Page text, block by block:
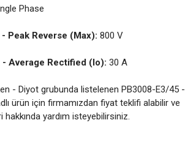
Phase
Peak Reverse (Max): 800 V
Average Rectified (Io): 30 A
- Diyot grubunda listelenen PB3008-E3/45 -
ürün için firmamızdan fiyat teklifi alabilir ve
hakkında yardım isteyebilirsiniz.